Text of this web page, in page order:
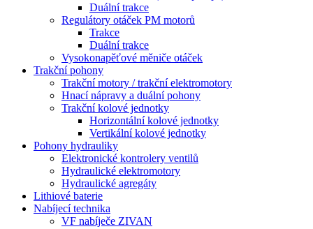
Duální trakce
Regulátory otáček PM motorů
Trakce
Duální trakce
Vysokonapěťové měniče otáček
Trakční pohony
Trakční motory / trakční elektromotory
Hnací nápravy a duální pohony
Trakční kolové jednotky
Horizontální kolové jednotky
Vertikální kolové jednotky
Pohony hydrauliky
Elektronické kontrolery ventilů
Hydraulické elektromotory
Hydraulické agregáty
Lithiové baterie
Nabíjecí technika
VF nabíječe ZIVAN